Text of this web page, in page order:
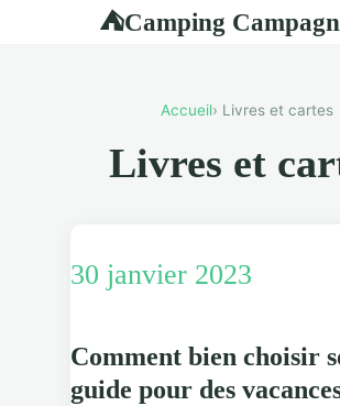
⛺Camping
Accueil› Livres et cartes
Livres et
30 janvier 2023
Comment bien choisir
guide pour des